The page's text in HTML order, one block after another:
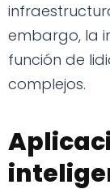
embargo, la
función de
complejos.